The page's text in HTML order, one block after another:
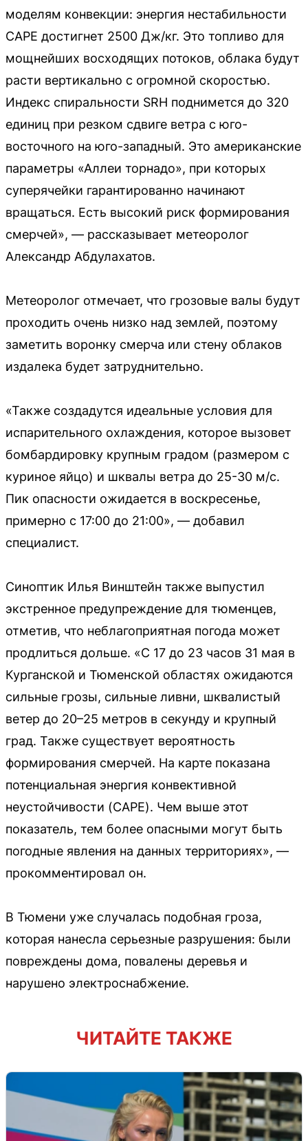
моделям конвекции: энергия нестабильности
CAPE достигнет 2500 Дж/кг. Это топливо для
мощнейших восходящих потоков, облака будут
расти вертикально с огромной скоростью.
Индекс спиральности SRH поднимется до 320
единиц при резком сдвиге ветра с юго-
восточного на юго-западный. Это американские
параметры «Аллеи торнадо», при которых
суперячейки гарантированно начинают
вращаться. Есть высокий риск формирования
смерчей», — рассказывает метеоролог
Александр Абдулахатов.
Метеоролог отмечает, что грозовые валы будут
проходить очень низко над землей, поэтому
заметить воронку смерча или стену облаков
издалека будет затруднительно.
«Также создадутся идеальные условия для
испарительного охлаждения, которое вызовет
бомбардировку крупным градом (размером с
куриное яйцо) и шквалы ветра до 25-30 м/с.
Пик опасности ожидается в воскресенье,
примерно с 17:00 до 21:00», — добавил
специалист.
Синоптик Илья Винштейн также выпустил
экстренное предупреждение для тюменцев,
отметив, что неблагоприятная погода может
продлиться дольше. «С 17 до 23 часов 31 мая в
Курганской и Тюменской областях ожидаются
сильные грозы, сильные ливни, шквалистый
ветер до 20–25 метров в секунду и крупный
град. Также существует вероятность
формирования смерчей. На карте показана
потенциальная энергия конвективной
неустойчивости (CAPE). Чем выше этот
показатель, тем более опасными могут быть
погодные явления на данных территориях», —
прокомментировал он.
В Тюмени уже случалась подобная гроза,
которая нанесла серьезные разрушения: были
повреждены дома, повалены деревья и
нарушено электроснабжение.
ЧИТАЙТЕ ТАКЖЕ